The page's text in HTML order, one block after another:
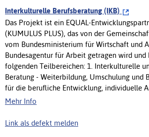
Interkulturelle Berufsberatung (IKB)
Das Projekt ist ein EQUAL-
(KUMULUS PLUS), das von der
vom Bundesministerium für Wirtschaft und
Bundesagentur für Arbeit getragen wird und
folgenden Teilbereichen: 1. Interkulturelle
Beratung - Weiterbildung, Umschulung und
für die berufliche Entwicklung, individuelle
Mehr Info
Link als defekt melden